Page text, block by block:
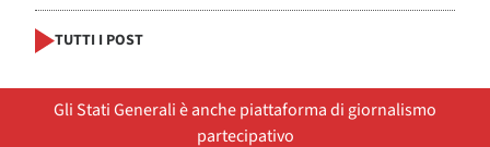
TUTTI I POST
Gli Stati Generali è anche piattaforma di giornalismo
partecipativo